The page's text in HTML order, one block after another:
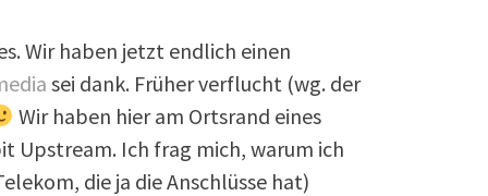
Wir haben jetzt endlich einen
sei dank. Früher verflucht (wg. der
Wir haben hier am Ortsrand eines
Upstream. Ich frag mich, warum ich
die ja die Anschlüsse hat)